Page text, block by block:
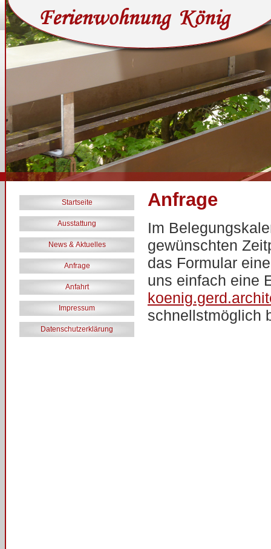
Startseite
Ausstattung
News & Aktuelles
Anfrage
Anfahrt
Impressum
Datenschutzerklärung
Anfrage
Im
gewünschten
das Formular
uns einfach eine
schnellstmöglich